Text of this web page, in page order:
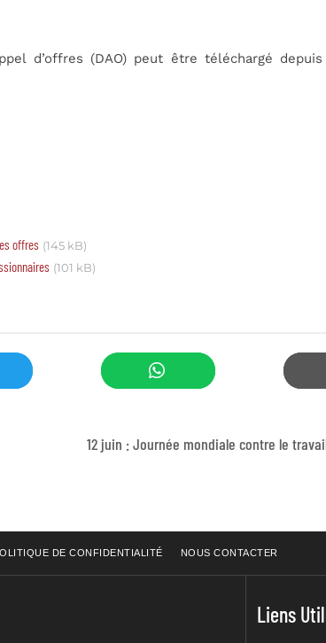
d’offres (DAO) peut être téléchargé
offres (145 kB)
(101 kB)
12 juin : Journée mondiale contre le
DE CONFIDENTIALITÉ NOUS CONTACTER
Liens